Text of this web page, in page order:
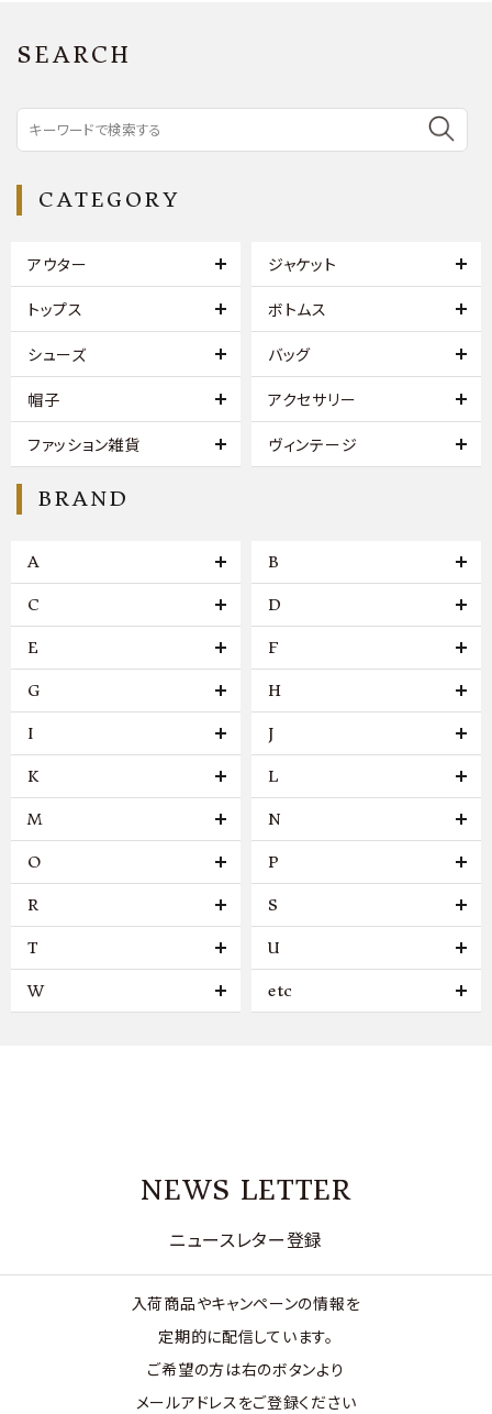
SEARCH
CATEGORY
アウター ジャケット
トップス ボトムス
シューズ バッグ
帽子 アクセサリー
ファッション雑貨 ヴィンテージ
BRAND
A B
C D
E F
G H
I J
K L
M N
O P
R S
T U
W etc
NEWS LETTER
ニュースレター登録
入荷商品やキャンペーンの情報を
定期的に配信しています。
ご希望の方は右のボタンより
メールアドレスをご登録ください